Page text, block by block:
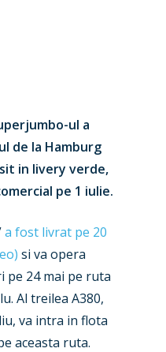
ul a
de la Hamburg
in livery verde,
pe 1 iulie.
a fost livrat pe 20
si va opera
pe 24 mai pe ruta
Al treilea A380,
va intra in flota
aceasta ruta.